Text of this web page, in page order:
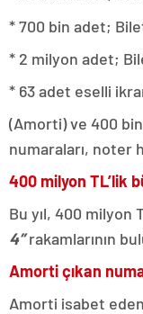
* 700 bin adet;
* 2 milyon adet;
* 63 adet eselli
(Amorti) ve 400 bin
numaraları, noter
400 milyon TL’lik
Bu yıl, 400 milyon
4”rakamlarının
Amorti çıkan
Amorti isabet